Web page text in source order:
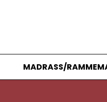
MADRASS/